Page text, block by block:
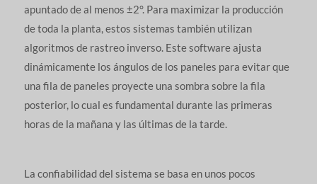
apuntado de al menos ±2°. Para maximizar la producción
de toda la planta, estos sistemas también utilizan
algoritmos de rastreo inverso. Este software ajusta
dinámicamente los ángulos de los paneles para evitar que
una fila de paneles proyecte una sombra sobre la fila
posterior, lo cual es fundamental durante las primeras
horas de la mañana y las últimas de la tarde.
La confiabilidad del sistema se basa en unos pocos